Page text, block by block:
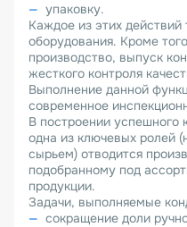
упаковку.
Каждое из этих
оборудования. Кроме
производство, выпуск
жесткого контроля
Выполнение данной
современное
В построении успешного
одна из ключевых ролей
сырьем) отводится
подобранному под
продукции.
Задачи, выполняемые
сокращение доли